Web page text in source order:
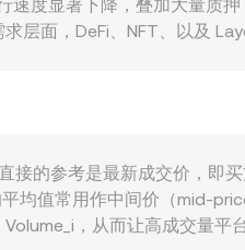
度显著下降，叠加大量质
层面，DeFi、NFT、以及
rate。监管动态方面，美
层面，永续合约的资金费率
接的参考是最新成交价，即
均值常用作中间价（mid-
，从而让高成交量